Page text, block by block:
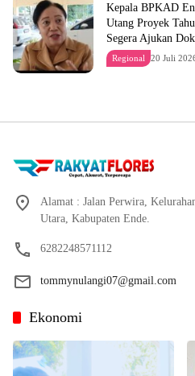
Kepala BPKAD
Utang Proyek
Segera Ajukan
Regional 20 Juli
Alamat : Jalan Perwira,
Utara, Kabupaten Ende.
6282248571112
tommynulangi07@gmail.com
Ekonomi